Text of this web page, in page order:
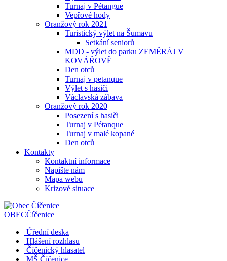
Turnaj v Pétangue
Vepřové hody
Oranžový rok 2021
Turistický výlet na Šumavu
Setkání seniorů
MDD - výlet do parku ZEMĚRÁJ V
KOVÁŘOVĚ
Den otců
Turnaj v petanque
Výlet s hasiči
Václavská zábava
Oranžový rok 2020
Posezení s hasiči
Turnaj v Pétanque
Turnaj v malé kopané
Den otců
Kontakty
Kontaktní informace
Napište nám
Mapa webu
Krizové situace
OBECČíčenice
Úřední deska
Hlášení rozhlasu
Číčenický hlasatel
MŠ Číčenice